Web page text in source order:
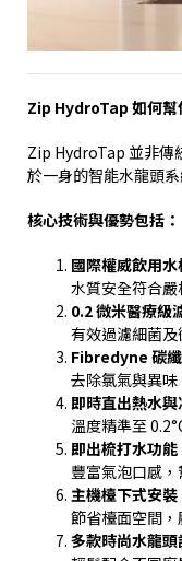
Zip HydroTap 如何幫
Zip HydroTap 並非傳
於一身的智能水龍頭
核心技術與優勢包括：
國際權威飲用
水質安全符合嚴
0.2微米醫療級
有效過濾細菌及
Fibredyne 碳
去除氯氣與異味
即時直出熱水與
溫度精準至
即出梳打水功能
豐富氣泡口感，
主機檯下式安裝
節省檯面空間，
多款時尚水龍頭